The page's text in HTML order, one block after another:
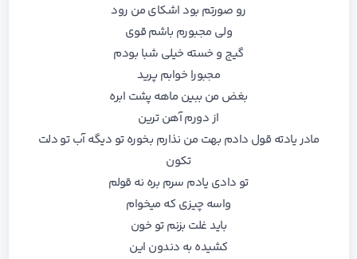
رو ﺻﻮرتم ﺑﻮد اﺷﻜﺎی ﻣﻦ رود
وﻟﻰ ﻣﺠﺒﻮرم ﺑﺎﺷﻢ ﻗﻮی
ﮔﻴﺞ و ﺧﺴﺘﻪ ﺧﻴﻠﻰ ﺷﺒﺎ ﺑﻮدم
ﻣﺠﺒﻮرا ﺧﻮاﺑﻢ ﭘﺮﻳﺪ
ﺑﻐﺾ ﻣﻦ ﺑﺒﻴﻦ ﻣﺎﻫﻪ ﭘﺸﺖ اﺑﺮه
از دورم آﻫﻦ ﺗﺮﻳﻦ
ﻣﺎدر ﻳﺎدﺗﻪ ﻗﻮل دادم ﺑﻬﺖ ﻣﻦ ﻧﺬارم ﺑﺨﻮره تو دﻳﮕﻪ آب ﺗﻮ دﻟﺖ
ﺗﻜﻮن
ﺗﻮ دادی ﻳﺎدم ﺳﺮم ﺑﺮه ﻧﻪ ﻗﻮﻟﻢ
واﺳﻪ ﭼﻴﺰی ﻛﻪ ﻣﻴﺨﻮام
ﺑﺎﻳﺪ ﻏﻠﺖ ﺑﺰﻧﻢ ﺗﻮ ﺧﻮن
ﻛﺸﻴﺪه ﺑﻪ دﻧﺪون اﻳﻦ